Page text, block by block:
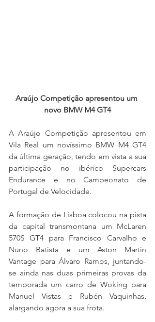
Araújo Competição apresentou um
novo BMW M4 GT4
A Araújo Competição apresentou em
Vila Real um novíssimo BMW M4 GT4
da última geração, tendo em vista a sua
participação no ibérico Supercars
Endurance e no Campeonato de
Portugal de Velocidade.
A formação de Lisboa colocou na pista
da capital transmontana um McLaren
570S GT4 para Francisco Carvalho e
Nuno Batista e um Aston Martin
Vantage para Álvaro Ramos, juntando-
se ainda nas duas primeiras provas da
temporada um carro de Woking para
Manuel Vistas e Rubén Vaquinhas,
alargando agora a sua frota.